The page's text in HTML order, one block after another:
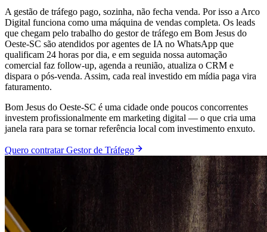
A gestão de tráfego pago, sozinha, não fecha venda. Por isso a Arco
Digital funciona como uma máquina de vendas completa. Os leads
que chegam pelo trabalho do gestor de tráfego em Bom Jesus do
Oeste-SC são atendidos por agentes de IA no WhatsApp que
qualificam 24 horas por dia, e em seguida nossa automação
comercial faz follow-up, agenda a reunião, atualiza o CRM e
dispara o pós-venda. Assim, cada real investido em mídia paga vira
faturamento.
Bom Jesus do Oeste-SC é uma cidade onde poucos concorrentes
investem profissionalmente em marketing digital — o que cria uma
janela rara para se tornar referência local com investimento enxuto.
Quero contratar Gestor de Tráfego